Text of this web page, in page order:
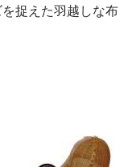
捉えた羽越しな布